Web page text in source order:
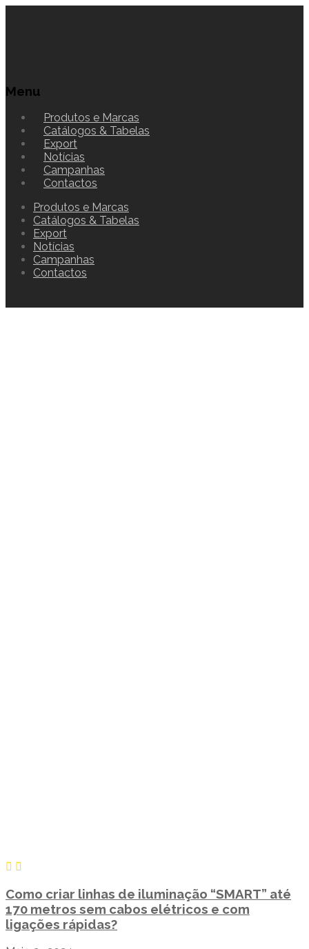
Menu
Produtos e Marcas
Catálogos & Tabelas
Export
Notícias
Campanhas
Contactos
Produtos e Marcas
Catálogos & Tabelas
Export
Notícias
Campanhas
Contactos
Como criar linhas de iluminação “SMART” até
170 metros sem cabos elétricos e com
ligações rápidas?